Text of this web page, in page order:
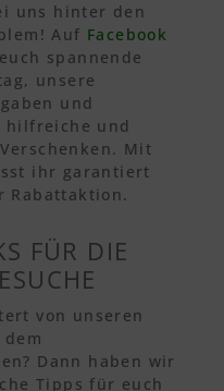
uns hinter den
Auf Facebook
spannende
unsere
und
hilfreiche und
Mit
ihr garantiert
Rabattaktion.
FÜR DIE
von unseren
Dann haben wir
Tipps für euch